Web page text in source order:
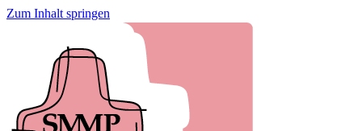
Zum Inhalt springen